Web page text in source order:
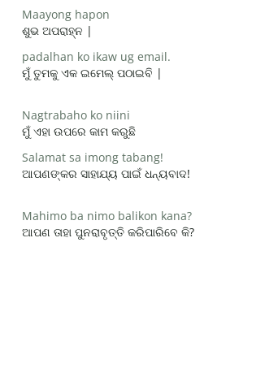
Maayong hapon
ଶୁଭ ଅପରାହ୍ନ |
padalhan ko ikaw ug email.
ମୁଁ ତୁମକୁ ଏକ ଇମେଲ୍ ପଠାଇବି |
Nagtrabaho ko niini
ମୁଁ ଏହା ଉପରେ କାମ କରୁଛି
Salamat sa imong tabang!
ଆପଣଙ୍କର ସାହାଯ୍ୟ ପାଇଁ ଧନ୍ୟବାଦ!
Mahimo ba nimo balikon kana?
ଆପଣ ତାହା ପୁନରାବୃତ୍ତି କରିପାରିବେ କି?